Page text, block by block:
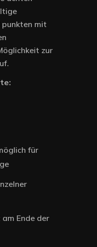
punkten mit
zur
für
am Ende der